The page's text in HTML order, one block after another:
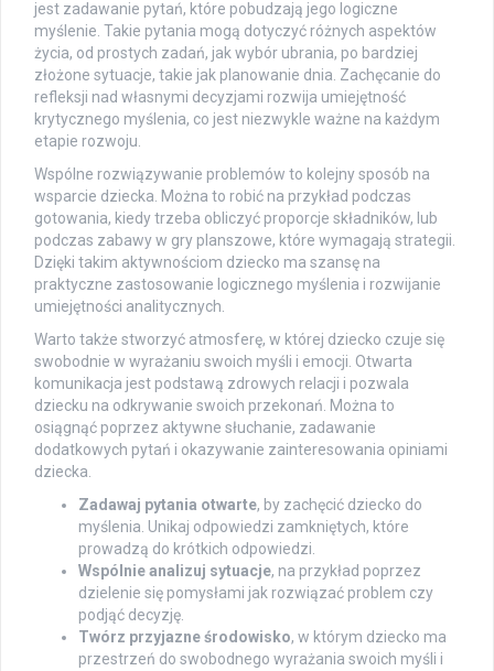
jest zadawanie pytań, które pobudzają jego logiczne
myślenie. Takie pytania mogą dotyczyć różnych aspektów
życia, od prostych zadań, jak wybór ubrania, po bardziej
złożone sytuacje, takie jak planowanie dnia. Zachęcanie do
refleksji nad własnymi decyzjami rozwija umiejętność
krytycznego myślenia, co jest niezwykle ważne na każdym
etapie rozwoju.
Wspólne rozwiązywanie problemów to kolejny sposób na
wsparcie dziecka. Można to robić na przykład podczas
gotowania, kiedy trzeba obliczyć proporcje składników, lub
podczas zabawy w gry planszowe, które wymagają strategii.
Dzięki takim aktywnościom dziecko ma szansę na
praktyczne zastosowanie logicznego myślenia i rozwijanie
umiejętności analitycznych.
Warto także stworzyć atmosferę, w której dziecko czuje się
swobodnie w wyrażaniu swoich myśli i emocji. Otwarta
komunikacja jest podstawą zdrowych relacji i pozwala
dziecku na odkrywanie swoich przekonań. Można to
osiągnąć poprzez aktywne słuchanie, zadawanie
dodatkowych pytań i okazywanie zainteresowania opiniami
dziecka.
Zadawaj pytania otwarte, by zachęcić dziecko do
myślenia. Unikaj odpowiedzi zamkniętych, które
prowadzą do krótkich odpowiedzi.
Wspólnie analizuj sytuacje, na przykład poprzez
dzielenie się pomysłami jak rozwiązać problem czy
podjąć decyzję.
Twórz przyjazne środowisko, w którym dziecko ma
przestrzeń do swobodnego wyrażania swoich myśli i